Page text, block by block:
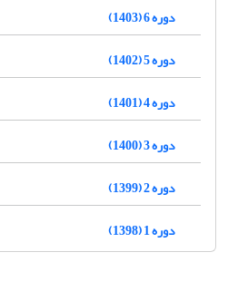
دوره 6 (1403)
دوره 5 (1402)
دوره 4 (1401)
دوره 3 (1400)
دوره 2 (1399)
دوره 1 (1398)